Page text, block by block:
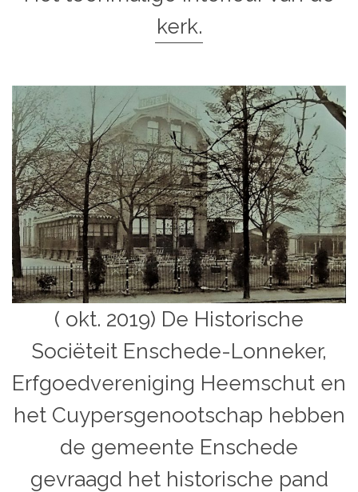
kerk.
( okt. 2019) De Historische
Sociëteit Enschede-Lonneker,
Erfgoedvereniging Heemschut en
het Cuypersgenootschap hebben
de gemeente Enschede
gevraagd het historische pand